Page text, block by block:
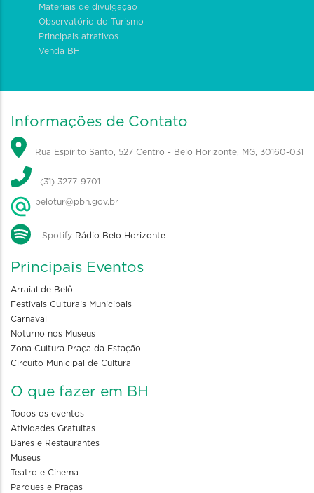
Materiais de divulgação
Observatório do Turismo
Principais atrativos
Venda BH
Informações de Contato
Rua Espírito Santo, 527 Centro - Belo Horizonte, MG, 30160-031
(31) 3277-9701
belotur@pbh.gov.br
Spotify Rádio Belo Horizonte
Principais Eventos
Arraial de Belô
Festivais Culturais Municipais
Carnaval
Noturno nos Museus
Zona Cultura Praça da Estação
Circuito Municipal de Cultura
O que fazer em BH
Todos os eventos
Atividades Gratuitas
Bares e Restaurantes
Museus
Teatro e Cinema
Parques e Praças